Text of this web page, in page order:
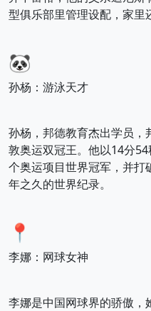
型俱乐部里管理设配，家里
🐼
孙杨：游泳天才
孙杨，邦德教育杰出学员
敦奥运双冠王。他以14分
个奥运项目世界冠军，并
年之久的世界纪录。
📍
李娜：网球女神
李娜是中国网球界的骄傲，